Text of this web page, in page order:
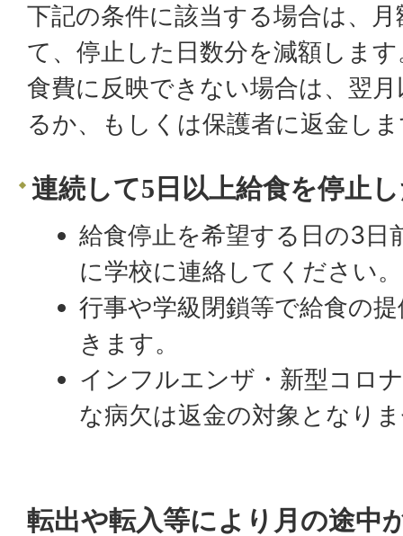
下記の条件に該当する場合は、
て、停止した日数分を減額しま
食費に反映できない場合は、翌
るか、もしくは保護者に返金し
連続して5日以上給食を停止
給食停止を希望する日の3日
に学校に連絡してください。
行事や学級閉鎖等で給食の
きます。
インフルエンザ・新型コロ
な病欠は返金の対象となり
転出や転入等により月の途中